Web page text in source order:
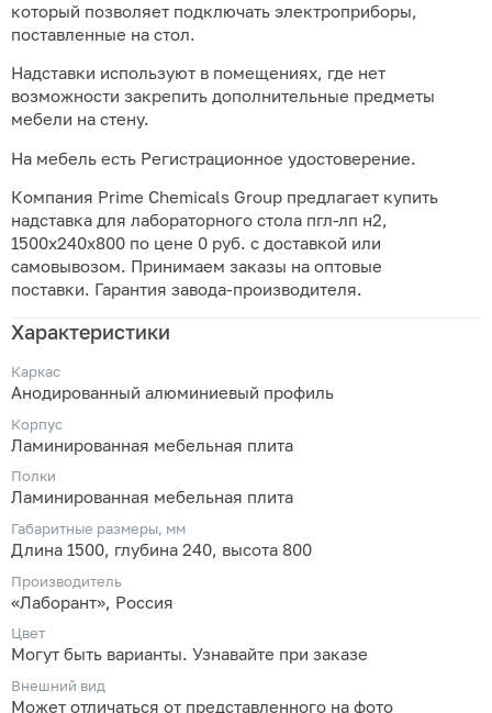
который позволяет подключать электроприборы,
поставленные на стол.
Надставки используют в помещениях, где нет
возможности закрепить дополнительные предметы
мебели на стену.
На мебель есть Регистрационное удостоверение.
Компания Prime Chemicals Group предлагает купить
надставка для лабораторного стола пгл-лп н2,
1500х240х800 по цене 0 руб. с доставкой или
самовывозом. Принимаем заказы на оптовые
поставки. Гарантия завода-производителя.
Характеристики
Каркас
Анодированный алюминиевый профиль
Корпус
Ламинированная мебельная плита
Полки
Ламинированная мебельная плита
Габаритные размеры, мм
Длина 1500, глубина 240, высота 800
Производитель
«Лаборант», Россия
Цвет
Могут быть варианты. Узнавайте при заказе
Внешний вид
Может отличаться от представленного на фото